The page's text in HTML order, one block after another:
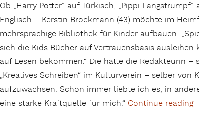
Ob „Harry Potter“ auf Türkisch, „Pippi
Englisch – Kerstin Brockmann (43) möchte im
mehrsprachige Bibliothek für Kinder aufbauen.
sich die Kids Bücher auf Vertrauensbasis
auf Lesen bekommen.“ Die hatte die Redakteurin
„Kreatives Schreiben“ im Kulturverein – selber
aufzuwachsen. Schon immer liebte ich es, in
eine starke Kraftquelle für mich.“ Continue reading